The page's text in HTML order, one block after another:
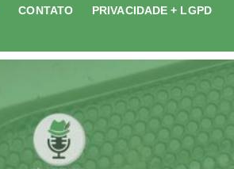
CONTATO PRIVACIDADE + LGPD